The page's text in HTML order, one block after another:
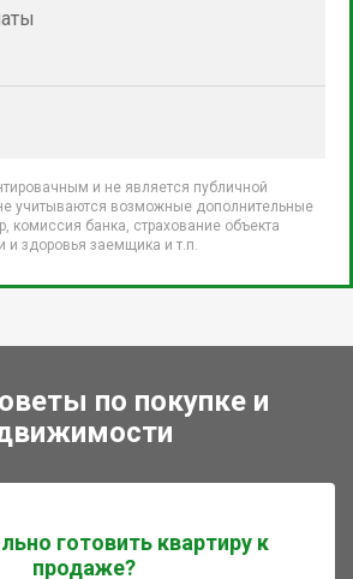
и не является публичной
учитываются возможные дополнительные
комиссия банка, страхование объекта
здоровья заемщика и т.п.
по покупке и
готовить квартиру к
продаже?